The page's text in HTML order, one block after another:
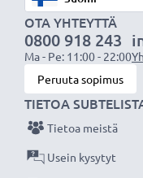
vastavalosuojaa
✔ Vastavalosuoja
✔ Voidaan yhdistää
suojukseen tai
✔ Yleinen
suodinkierteisiin,
Tekniset tiedot:
OTA YHTEYTTÄ
0800 918 243
Ma - Pe: 11:00 - 22:00
Peruuta sopimus
TIETOA
Tietoa meistä
Usein kysytyt